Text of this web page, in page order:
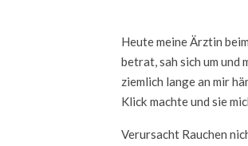
Heute meine Ärztin
betrat, sah sich um
ziemlich lange an mir
Klick machte und sie
Verursacht Rauchen